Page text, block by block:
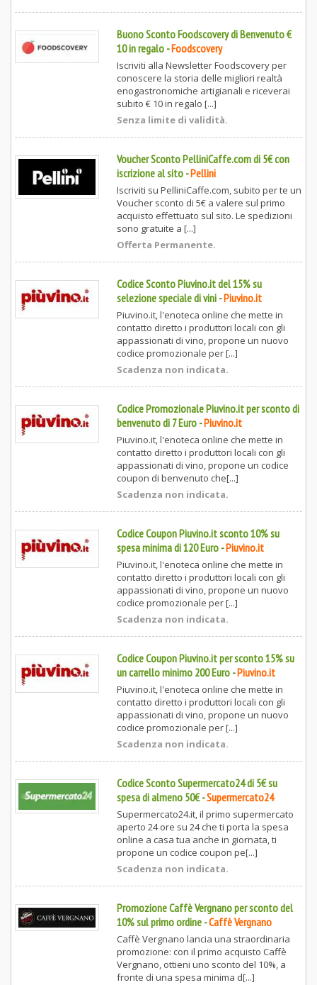
Buono Sconto Foodscovery di Benvenuto €
10 in regalo-Foodscovery
Iscriviti alla Newsletter Foodscovery per
conoscere la storia delle migliori realtà
enogastronomiche artigianali e riceverai
subito € 10 in regalo [...]
Senza limite di validità.
Voucher Sconto PelliniCaffe.com di 5€ con
iscrizione al sito-Pellini
Iscriviti su PelliniCaffe.com, subito per te un
Voucher sconto di 5€ a valere sul primo
acquisto effettuato sul sito. Le spedizioni
sono gratuite a [...]
Offerta Permanente.
Codice Sconto Piuvino.it del 15% su
selezione speciale di vini-Piuvino.it
Piuvino.it, l'enoteca online che mette in
contatto diretto i produttori locali con gli
appassionati di vino, propone un nuovo
codice promozionale per [...]
Scadenza non indicata.
Codice Promozionale Piuvino.it per sconto di
benvenuto di 7 Euro-Piuvino.it
Piuvino.it, l'enoteca online che mette in
contatto diretto i produttori locali con gli
appassionati di vino, propone un codice
coupon di benvenuto che[...]
Scadenza non indicata.
Codice Coupon Piuvino.it sconto 10% su
spesa minima di 120 Euro-Piuvino.it
Piuvino.it, l'enoteca online che mette in
contatto diretto i produttori locali con gli
appassionati di vino, propone un nuovo
codice promozionale per [...]
Scadenza non indicata.
Codice Coupon Piuvino.it per sconto 15% su
un carrello minimo 200 Euro-Piuvino.it
Piuvino.it, l'enoteca online che mette in
contatto diretto i produttori locali con gli
appassionati di vino, propone un nuovo
codice promozionale per [...]
Scadenza non indicata.
Codice Sconto Supermercato24 di 5€ su
spesa di almeno 50€-Supermercato24
Supermercato24.it, il primo supermercato
aperto 24 ore su 24 che ti porta la spesa
online a casa tua anche in giornata, ti
propone un codice coupon pe[...]
Scadenza non indicata.
Promozione Caffè Vergnano per sconto del
10% sul primo ordine-Caffè Vergnano
Caffè Vergnano lancia una straordinaria
promozione: con il primo acquisto Caffè
Vergnano, ottieni uno sconto del 10%, a
fronte di una spesa minima d[...]